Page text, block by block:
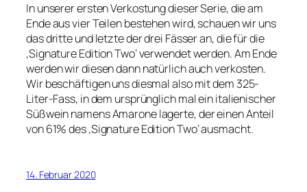
In unserer ersten Verkostung dieser Serie, die am
Ende aus vier Teilen bestehen wird, schauen wir uns
das dritte und letzte der drei Fässer an, die für die
‚Signature Edition Two‘ verwendet werden. Am Ende
werden wir diesen dann natürlich auch verkosten.
Wir beschäftigen uns diesmal also mit dem 325-
Liter-Fass, in dem ursprünglich mal ein italienischer
Süßwein namens Amarone lagerte, der einen Anteil
von 61% des ‚Signature Edition Two‘ ausmacht.
14. Februar 2020